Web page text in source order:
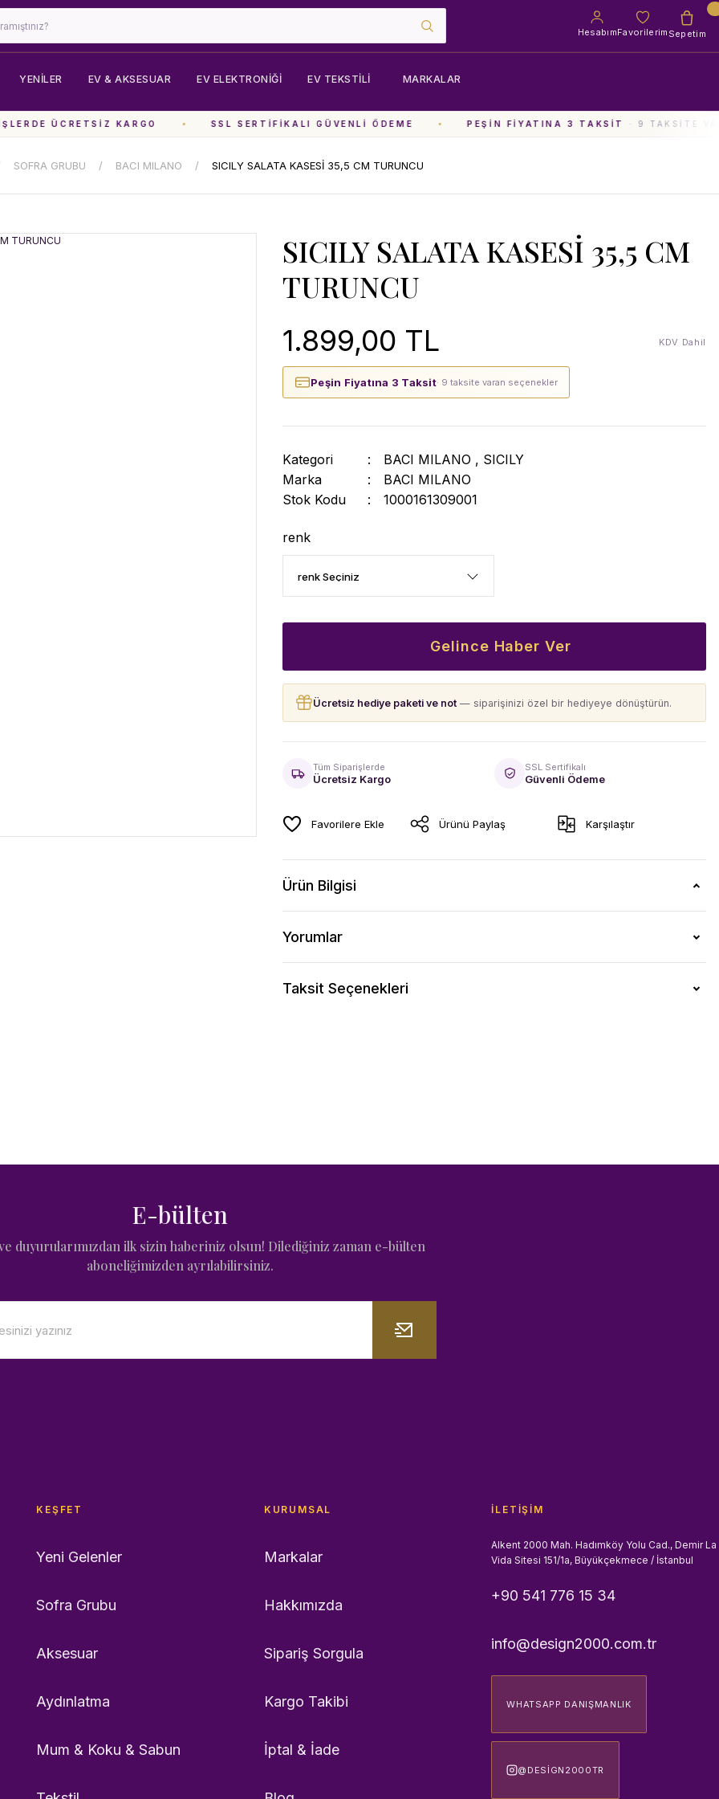
HesabımFavorilerim Sepetim
YENİLER EV & AKSESUAR EV ELEKTRONIĞI EV TEKSTILI MARKALAR
ÜCRETSIZ KARGO SSL SERTIFIKALI GÜVENLI ÖDEME PEŞIN FIYATINA 3 TAKSIT · 9 TAKSITE
SOFRA GRUBU BACI MILANO SICILY SALATA KASESİ 35,5 CM TURUNCU
SICILY SALATA KASESİ 35,5 CM
TURUNCU
1.899,00 TL KDV Dahil
Peşin Fiyatına 3 Taksit· 9 taksite varan seçenekler
Kategori BACI MILANO , SICILY
Marka
BACI MILANO
Stok Kodu
1000161309001
renk
Gelince Haber Ver
Ücretsiz hediye paketi ve not — siparişinizi özel bir hediyeye dönüştürün.
Tüm Siparişlerde
Ücretsiz Kargo
SSL Sertifikalı
Güvenli Ödeme
Ürünü Paylaş Karşılaştır
Ürün Bilgisi
Yorumlar
Taksit Seçenekleri
E-bülten
duyurularımızdan ilk sizin haberiniz olsun! Dilediğiniz zaman e-bülten
aboneliğimizden ayrılabilirsiniz.
KEŞFET
Yeni Gelenler
Sofra Grubu
Aksesuar
Aydınlatma
Mum & Koku & Sabun
KURUMSAL
Markalar
Hakkımızda
Sipariş Sorgula
Kargo Takibi
İptal & İade
İLETIŞIM
Alkent 2000 Mah. Hadımköy Yolu Cad., Demir La
Vida Sitesi 151/1a, Büyükçekmece / İstanbul
+90 541 776 15 34
info@design2000.com.tr
WHATSAPP DANIŞMANLIK
@DESIGN2000TR